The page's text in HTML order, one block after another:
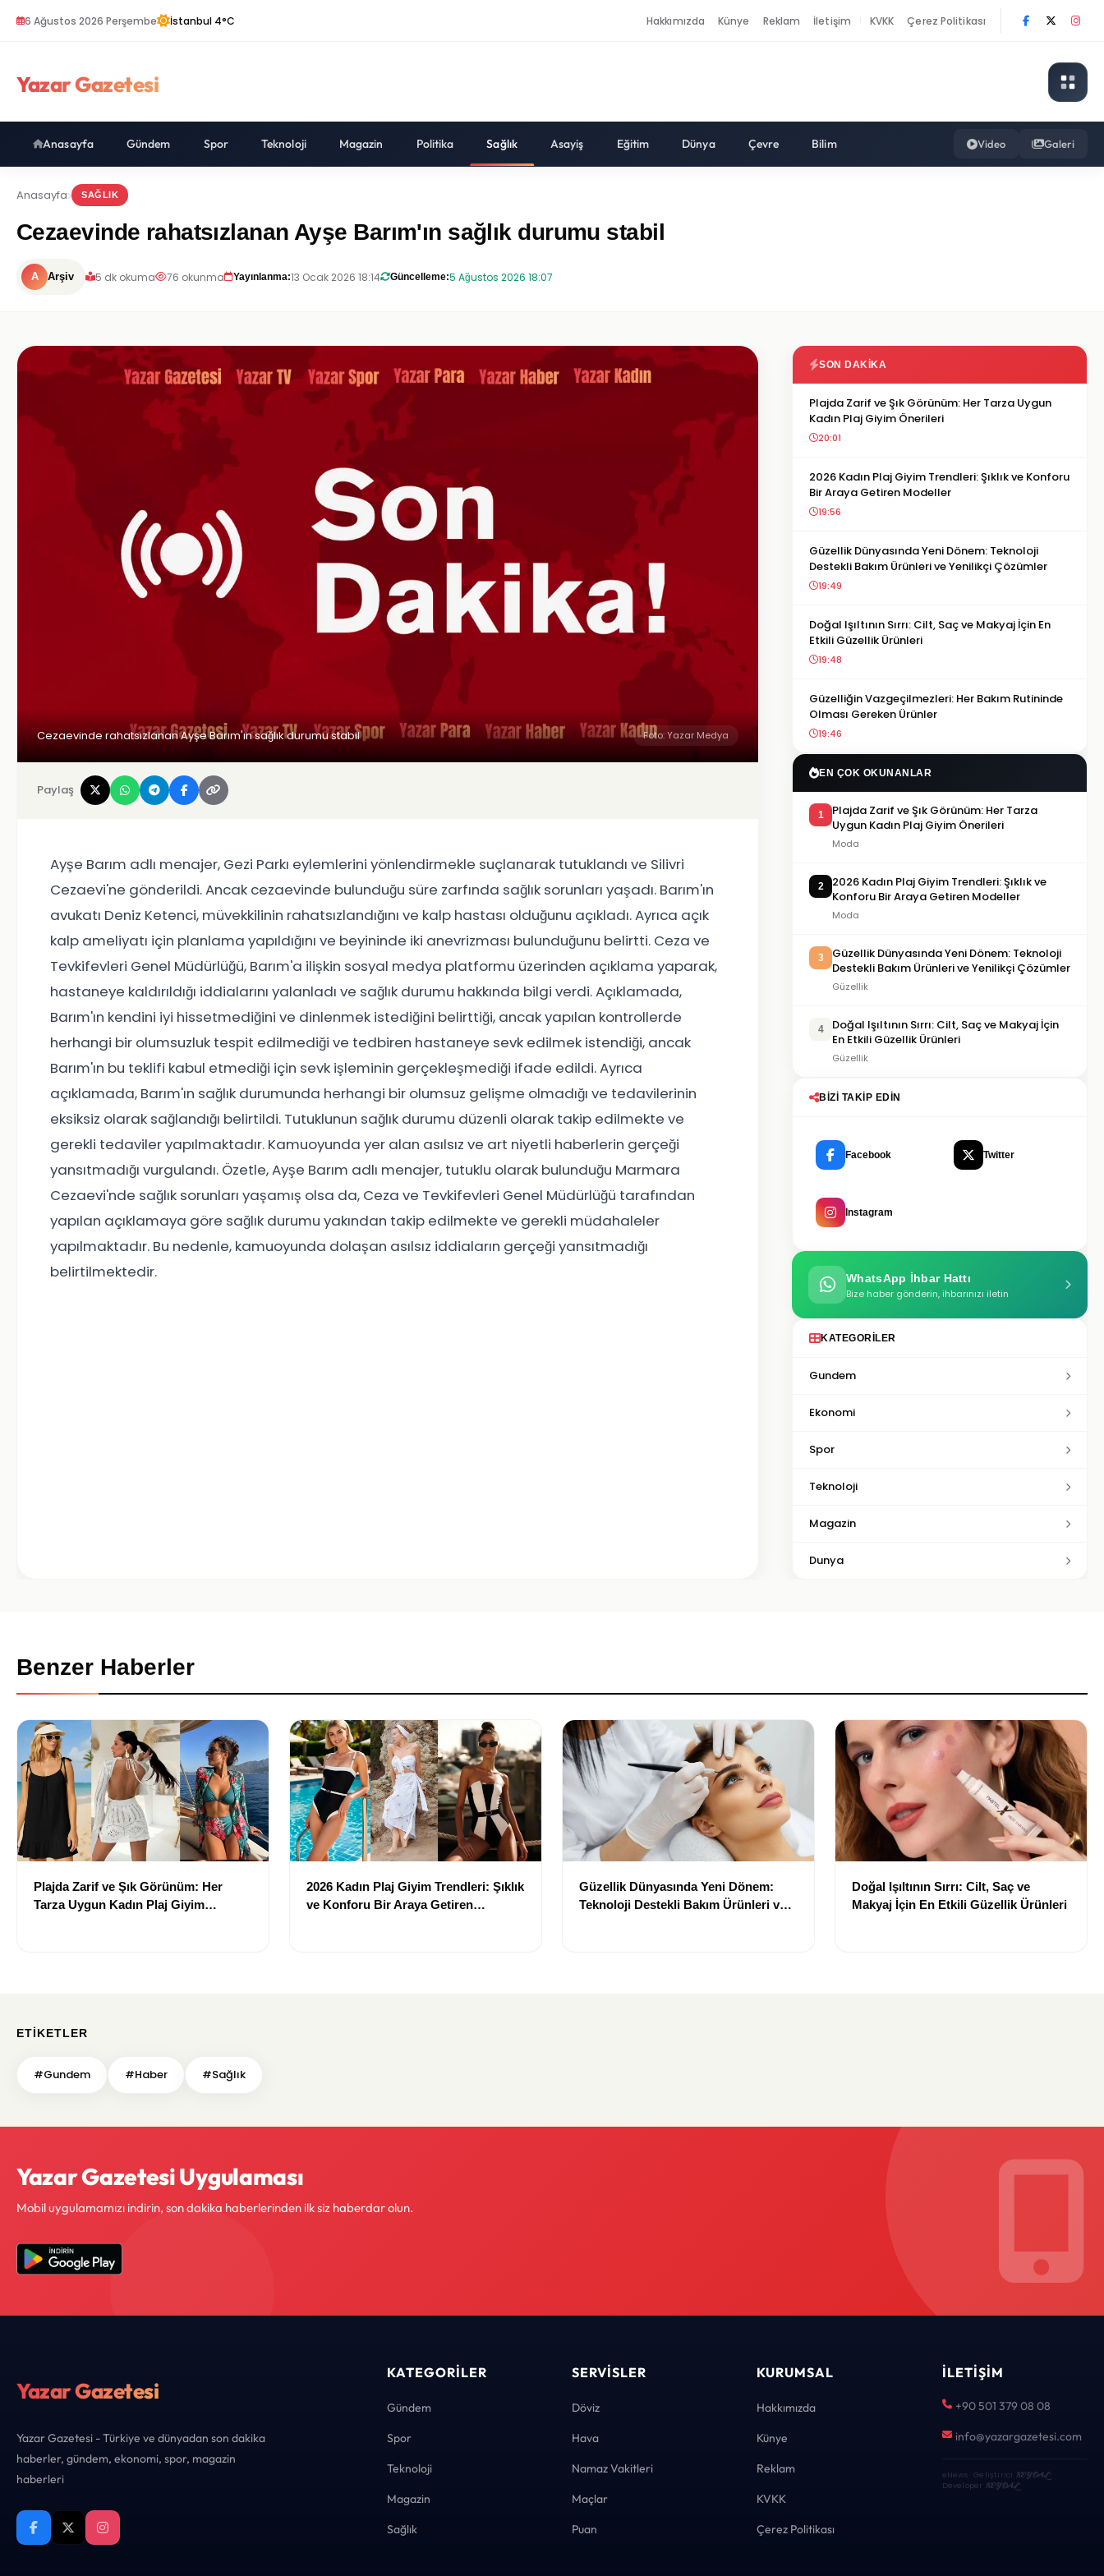
6 Ağustos 2026 Perşembe İstanbul 4°C Hakkımızda Künye Reklam İletişim KVKK Çerez Politikası
Yazar Gazetesi
Anasayfa Gündem Spor Teknoloji Magazin Politika Sağlık Asayiş Eğitim Dünya Çevre Bilim Video Galeri
Anasayfa SAĞLIK
Cezaevinde rahatsızlanan Ayşe Barım'ın sağlık durumu stabil
A Arşiv 5 dk okuma 76 okunma Yayınlanma:13 Ocak 2026 18:14 Güncelleme:5 Ağustos 2026 18:07
Cezaevinde rahatsızlanan Ayşe Barım'ın sağlık durumu stabil Foto: Yazar Medya
Paylaş
Ayşe Barım adlı menajer, Gezi Parkı eylemlerini yönlendirmekle suçlanarak tutuklandı ve Silivri
Cezaevi'ne gönderildi. Ancak cezaevinde bulunduğu süre zarfında sağlık sorunları yaşadı. Barım'ın
avukatı Deniz Ketenci, müvekkilinin rahatsızlandığını ve kalp hastası olduğunu açıkladı. Ayrıca açık
kalp ameliyatı için planlama yapıldığını ve beyininde iki anevrizması bulunduğunu belirtti. Ceza ve
Tevkifevleri Genel Müdürlüğü, Barım'a ilişkin sosyal medya platformu üzerinden açıklama yaparak,
hastaneye kaldırıldığı iddialarını yalanladı ve sağlık durumu hakkında bilgi verdi. Açıklamada,
Barım'ın kendini iyi hissetmediğini ve dinlenmek istediğini belirttiği, ancak yapılan kontrollerde
herhangi bir olumsuzluk tespit edilmediği ve tedbiren hastaneye sevk edilmek istendiği, ancak
Barım'ın bu teklifi kabul etmediği için sevk işleminin gerçekleşmediği ifade edildi. Ayrıca
açıklamada, Barım'ın sağlık durumunda herhangi bir olumsuz gelişme olmadığı ve tedavilerinin
eksiksiz olarak sağlandığı belirtildi. Tutuklunun sağlık durumu düzenli olarak takip edilmekte ve
gerekli tedaviler yapılmaktadır. Kamuoyunda yer alan asılsız ve art niyetli haberlerin gerçeği
yansıtmadığı vurgulandı. Özetle, Ayşe Barım adlı menajer, tutuklu olarak bulunduğu Marmara
Cezaevi'nde sağlık sorunları yaşamış olsa da, Ceza ve Tevkifevleri Genel Müdürlüğü tarafından
yapılan açıklamaya göre sağlık durumu yakından takip edilmekte ve gerekli müdahaleler
yapılmaktadır. Bu nedenle, kamuoyunda dolaşan asılsız iddiaların gerçeği yansıtmadığı
belirtilmektedir.
SON DAKIKA
Plajda Zarif ve Şık Görünüm: Her Tarza Uygun
Kadın Plaj Giyim Önerileri
20:01
2026 Kadın Plaj Giyim Trendleri: Şıklık ve Konforu
Bir Araya Getiren Modeller
19:56
Güzellik Dünyasında Yeni Dönem: Teknoloji
Destekli Bakım Ürünleri ve Yenilikçi Çözümler
19:49
Doğal Işıltının Sırrı: Cilt, Saç ve Makyaj İçin En
Etkili Güzellik Ürünleri
19:48
Güzelliğin Vazgeçilmezleri: Her Bakım Rutininde
Olması Gereken Ürünler
19:46
EN ÇOK OKUNANLAR
1
Plajda Zarif ve Şık Görünüm: Her Tarza
Uygun Kadın Plaj Giyim Önerileri
Moda
2
2026 Kadın Plaj Giyim Trendleri: Şıklık ve
Konforu Bir Araya Getiren Modeller
Moda
3
Güzellik Dünyasında Yeni Dönem: Teknoloji
Destekli Bakım Ürünleri ve Yenilikçi Çözümler
Güzellik
4
Doğal Işıltının Sırrı: Cilt, Saç ve Makyaj İçin
En Etkili Güzellik Ürünleri
Güzellik
BIZI TAKIP EDIN
Facebook Twitter
Instagram
WhatsApp İhbar Hattı
Bize haber gönderin, ihbarınızı iletin
KATEGORILER
Gundem
Ekonomi
Spor
Teknoloji
Magazin
Dunya
Benzer Haberler
Plajda Zarif ve Şık Görünüm: Her
Tarza Uygun Kadın Plaj Giyim
2026 Kadın Plaj Giyim Trendleri: Şıklık
ve Konforu Bir Araya Getiren
Güzellik Dünyasında Yeni Dönem:
Teknoloji Destekli Bakım Ürünleri ve
Doğal Işıltının Sırrı: Cilt, Saç ve
Makyaj İçin En Etkili Güzellik Ürünleri
ETIKETLER
#Gundem #Haber #Sağlık
Yazar Gazetesi Uygulaması
Mobil uygulamamızı indirin, son dakika haberlerinden ilk siz haberdar olun.
Yazar Gazetesi
Yazar Gazetesi - Türkiye ve dünyadan son dakika
haberler, gündem, ekonomi, spor, magazin
haberleri
KATEGORILER
Gündem
Spor
Teknoloji
Magazin
Sağlık
SERVISLER
Döviz
Hava
Namaz Vakitleri
Maçlar
Puan
KURUMSAL
Hakkımızda
Künye
Reklam
KVKK
Çerez Politikası
İLETIŞIM
+90 501 379 08 08
info@yazargazetesi.com
eNews · Geliştirici KEYDAL·
Developer KEYDAL